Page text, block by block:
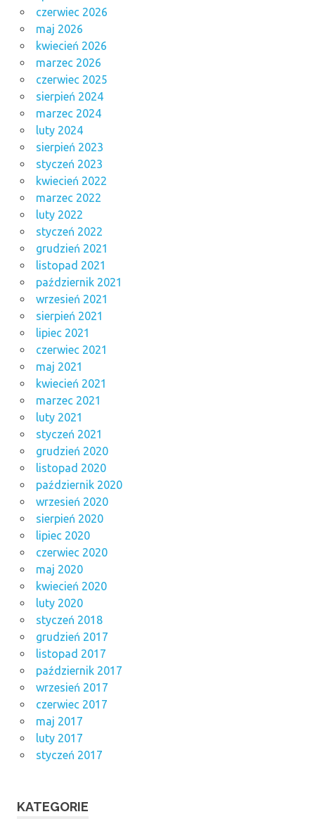
czerwiec 2026
maj 2026
kwiecień 2026
marzec 2026
czerwiec 2025
sierpień 2024
marzec 2024
luty 2024
sierpień 2023
styczeń 2023
kwiecień 2022
marzec 2022
luty 2022
styczeń 2022
grudzień 2021
listopad 2021
październik 2021
wrzesień 2021
sierpień 2021
lipiec 2021
czerwiec 2021
maj 2021
kwiecień 2021
marzec 2021
luty 2021
styczeń 2021
grudzień 2020
listopad 2020
październik 2020
wrzesień 2020
sierpień 2020
lipiec 2020
czerwiec 2020
maj 2020
kwiecień 2020
luty 2020
styczeń 2018
grudzień 2017
listopad 2017
październik 2017
wrzesień 2017
czerwiec 2017
maj 2017
luty 2017
styczeń 2017
KATEGORIE